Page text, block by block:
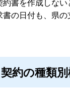
書を作成しな
の日付も、県
約の種類